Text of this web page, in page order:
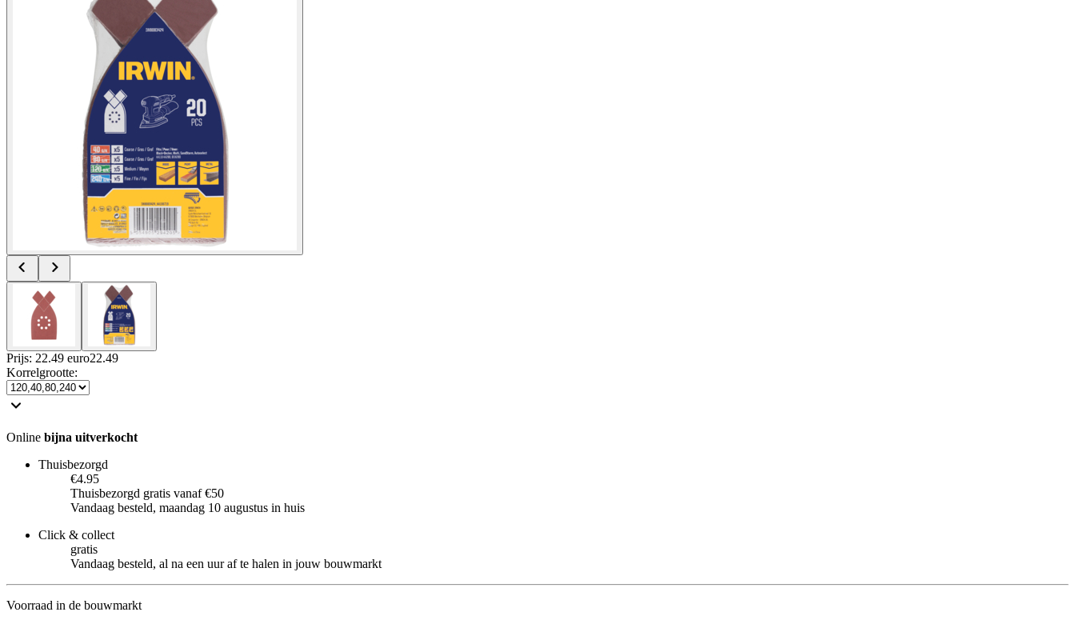
Prijs: 22.49 euro22.49
Korrelgrootte:
Online bijna uitverkocht
Thuisbezorgd
€4.95
Thuisbezorgd gratis vanaf €50
Vandaag besteld, maandag 10 augustus in huis
Click & collect
gratis
Vandaag besteld, al na een uur af te halen in jouw bouwmarkt
Voorraad in de bouwmarkt